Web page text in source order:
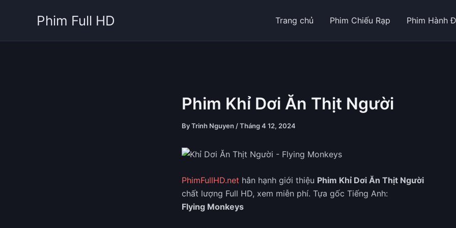
Phim Full HD Trang chủ Phim Chiếu Rạp Phim Hành
Phim Khỉ Dơi Ăn Thịt Người
ByTrinh Nguyen /Tháng 4 12, 2024
PhimFullHD.net hân hạnh giới thiệu Phim Khỉ Dơi Ăn Thịt Người
chất lượng Full HD, xem miễn phí. Tựa gốc Tiếng Anh:
Flying Monkeys